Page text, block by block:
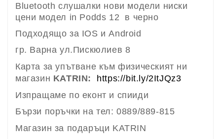
Bluetooth слушалки нови модели ниски
цени модел in Podds 12 в черно
Подходящо за IOS и Android
гр. Варна ул.Пискюлиев 8
Карта за упътване към физическият ни
магазин KATRIN: https://bit.ly/2ItJQz3
Изпращаме по еконт и спииди
Бързи поръчки на тел: 0889/889-815
Магазин за подаръци KATRIN